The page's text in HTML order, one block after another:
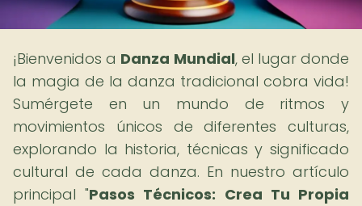
¡Bienvenidos a Danza Mundial, el lugar donde
la magia de la danza tradicional cobra vida!
Sumérgete en un mundo de ritmos y
movimientos únicos de diferentes culturas,
explorando la historia, técnicas y significado
cultural de cada danza. En nuestro artículo
principal "Pasos Técnicos: Crea Tu Propia